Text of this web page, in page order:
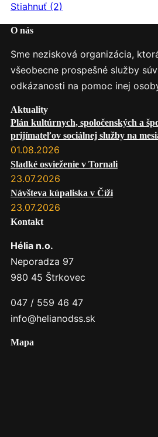
Stiahnuť (2)
O nás
Sme nezisková organizácia,
všeobecne prospešné služby
odkázanosti na pomoc inej
Aktuality
Plán kultúrnych, spoločenských a
prijímateľov sociálnej služby na
01.08.2026
Sladké osvieženie v Tornali
23.07.2026
Návšteva kúpaliska v Číži
23.07.2026
Kontakt
Hélia n.o.
Neporadza 97
980 45 Štrkovec
047 / 559 46 47
info@helianodss.sk
Mapa